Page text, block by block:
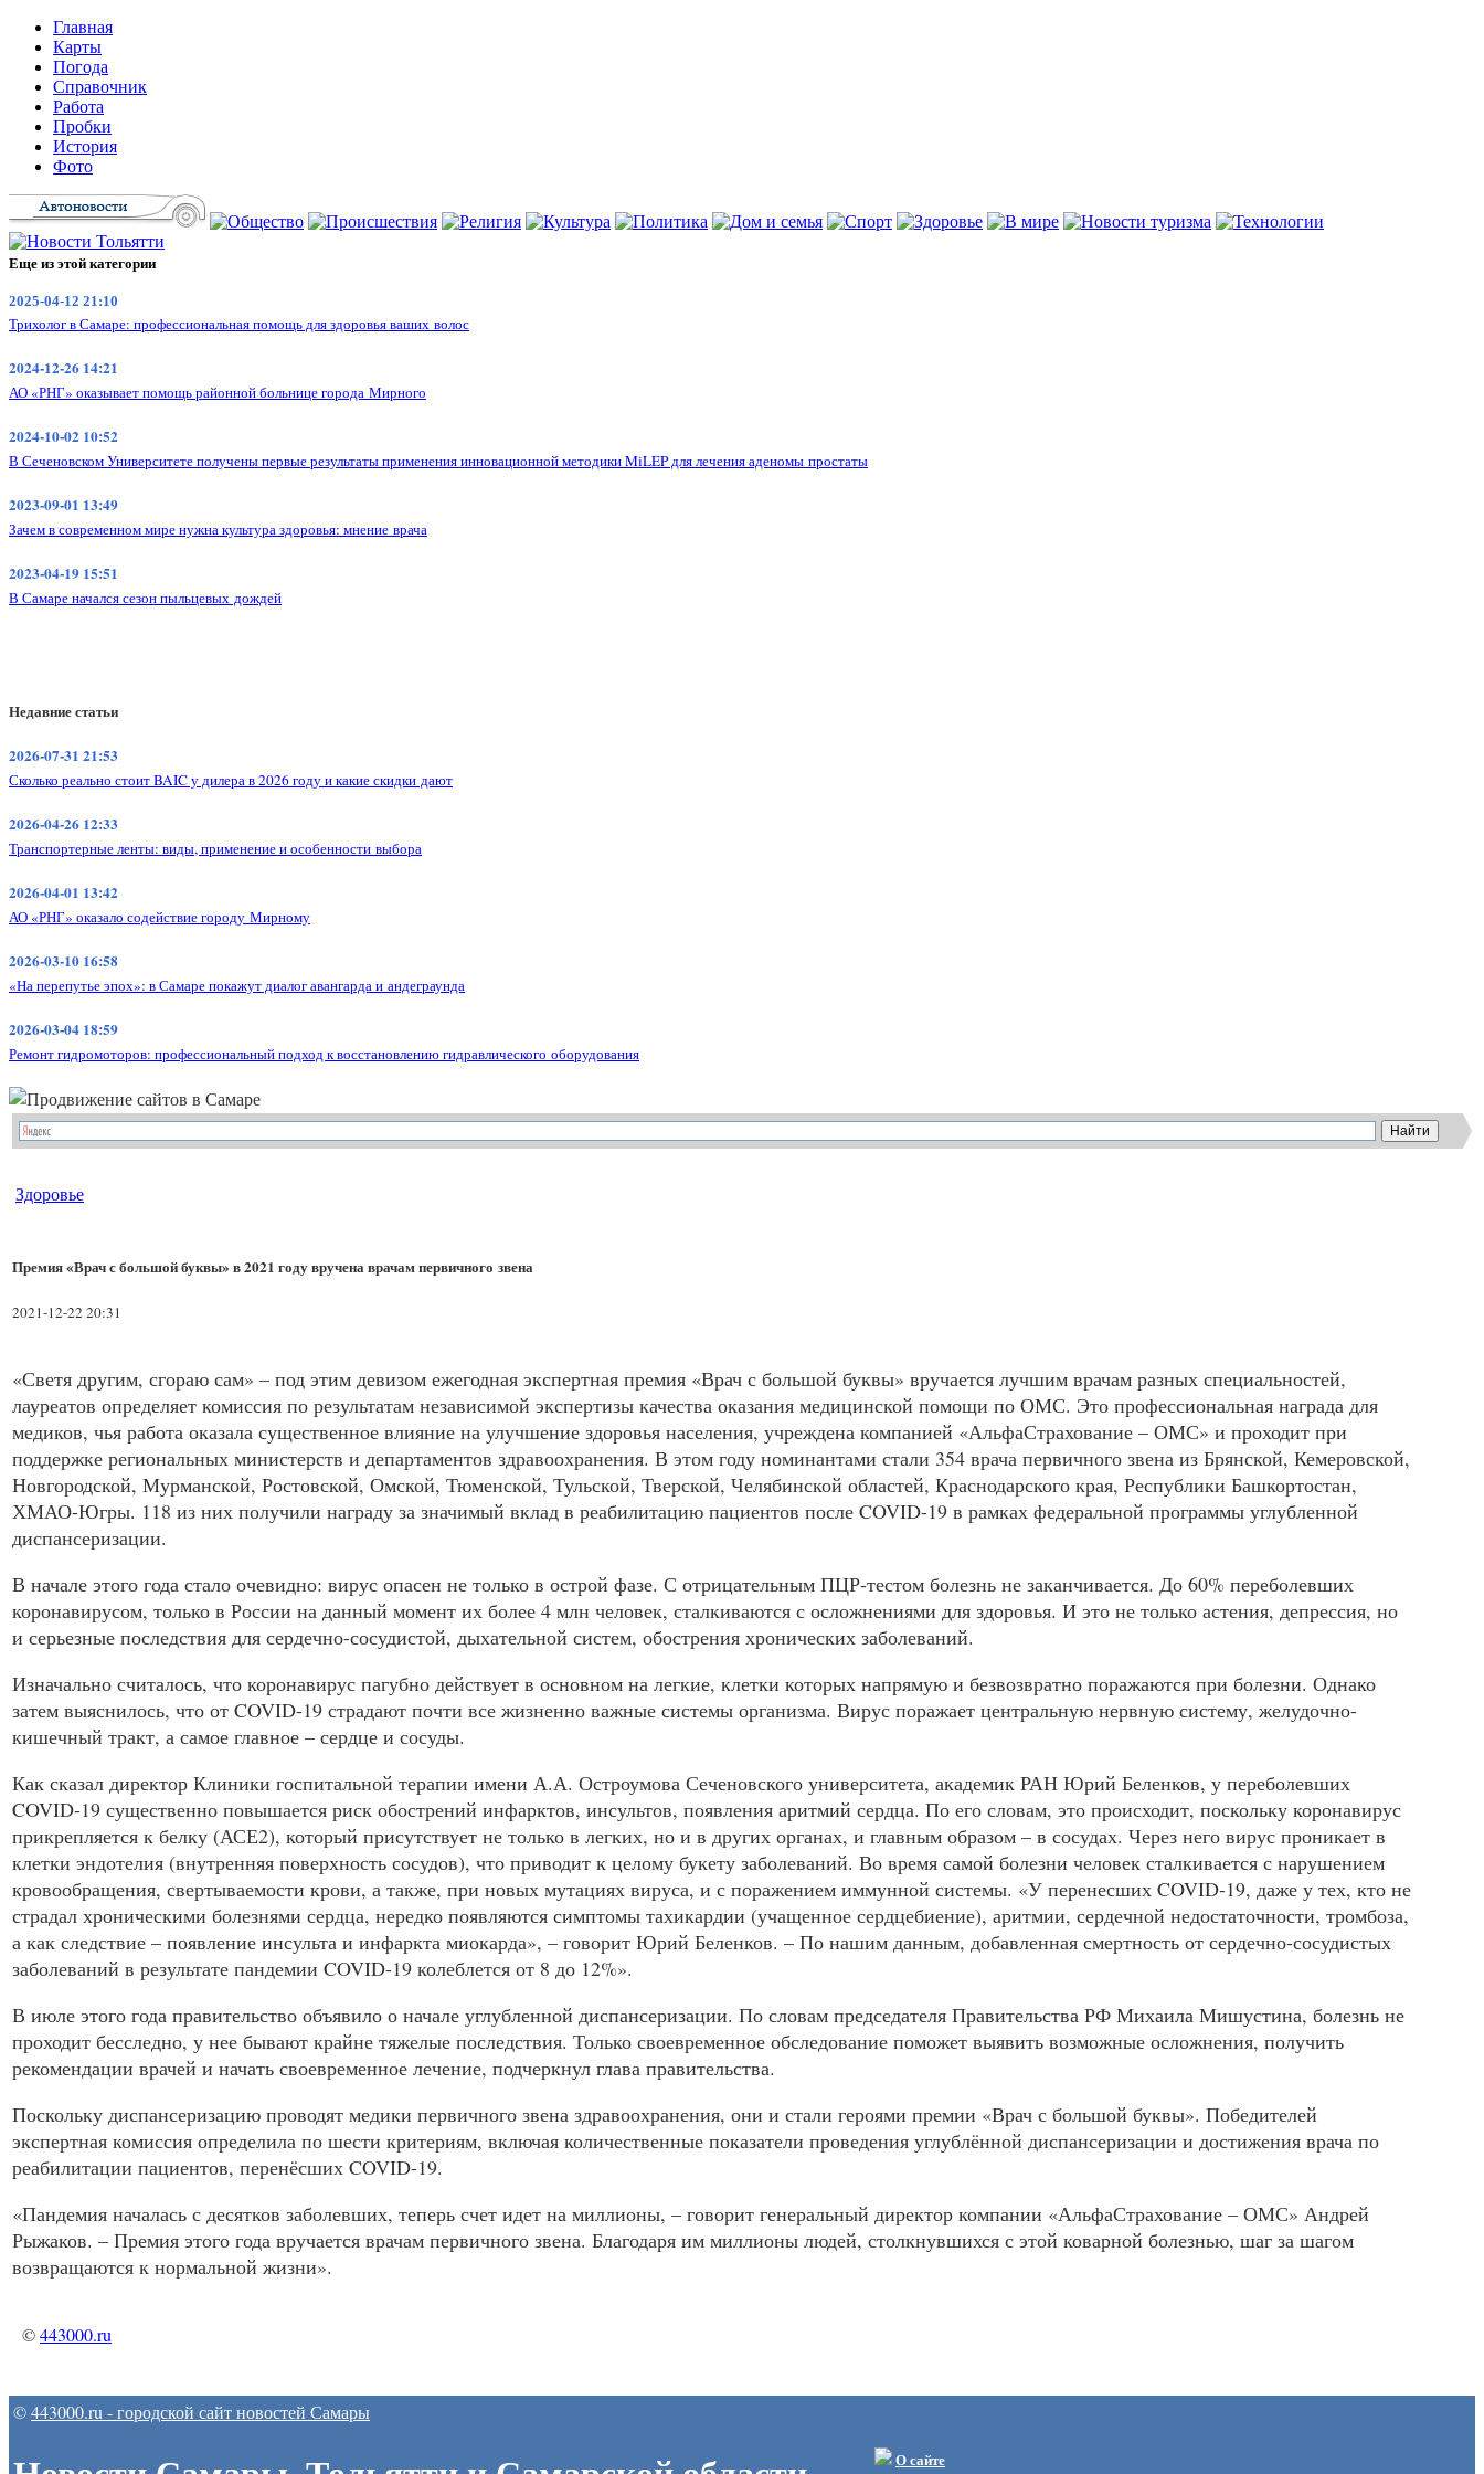
Главная
Карты
Погода
Справочник
Работа
Пробки
История
Фото
Еще из этой категории
2025-04-12 21:10
Трихолог в Самаре: профессиональная помощь для здоровья ваших волос
2024-12-26 14:21
АО «РНГ» оказывает помощь районной больнице города Мирного
2024-10-02 10:52
В Сеченовском Университете получены первые результаты применения инновационной методики MiLEP для лечения аденомы простаты
2023-09-01 13:49
Зачем в современном мире нужна культура здоровья: мнение врача
2023-04-19 15:51
В Самаре начался сезон пыльцевых дождей
Недавние статьи
2026-07-31 21:53
Сколько реально стоит BAIC у дилера в 2026 году и какие скидки дают
2026-04-26 12:33
Транспортерные ленты: виды, применение и особенности выбора
2026-04-01 13:42
АО «РНГ» оказало содействие городу Мирному
2026-03-10 16:58
«На перепутье эпох»: в Самаре покажут диалог авангарда и андеграунда
2026-03-04 18:59
Ремонт гидромоторов: профессиональный подход к восстановлению гидравлического оборудования
Здоровье
Премия «Врач с большой буквы» в 2021 году вручена врачам первичного звена
2021-12-22 20:31
«Светя другим, сгораю сам» – под этим девизом ежегодная экспертная премия «Врач с большой буквы» вручается лучшим врачам разных специальностей,
лауреатов определяет комиссия по результатам независимой экспертизы качества оказания медицинской помощи по ОМС. Это профессиональная награда для
медиков, чья работа оказала существенное влияние на улучшение здоровья населения, учреждена компанией «АльфаСтрахование – ОМС» и проходит при
поддержке региональных министерств и департаментов здравоохранения. В этом году номинантами стали 354 врача первичного звена из Брянской, Кемеровской,
Новгородской, Мурманской, Ростовской, Омской, Тюменской, Тульской, Тверской, Челябинской областей, Краснодарского края, Республики Башкортостан,
ХМАО-Югры. 118 из них получили награду за значимый вклад в реабилитацию пациентов после COVID-19 в рамках федеральной программы углубленной
диспансеризации.
В начале этого года стало очевидно: вирус опасен не только в острой фазе. С отрицательным ПЦР-тестом болезнь не заканчивается. До 60% переболевших
коронавирусом, только в России на данный момент их более 4 млн человек, сталкиваются с осложнениями для здоровья. И это не только астения, депрессия, но
и серьезные последствия для сердечно-сосудистой, дыхательной систем, обострения хронических заболеваний.
Изначально считалось, что коронавирус пагубно действует в основном на легкие, клетки которых напрямую и безвозвратно поражаются при болезни. Однако
затем выяснилось, что от COVID-19 страдают почти все жизненно важные системы организма. Вирус поражает центральную нервную систему, желудочно-
кишечный тракт, а самое главное – сердце и сосуды.
Как сказал директор Клиники госпитальной терапии имени А.А. Остроумова Сеченовского университета, академик РАН Юрий Беленков, у переболевших
COVID-19 существенно повышается риск обострений инфарктов, инсультов, появления аритмий сердца. По его словам, это происходит, поскольку коронавирус
прикрепляется к белку (АСЕ2), который присутствует не только в легких, но и в других органах, и главным образом – в сосудах. Через него вирус проникает в
клетки эндотелия (внутренняя поверхность сосудов), что приводит к целому букету заболеваний. Во время самой болезни человек сталкивается с нарушением
кровообращения, свертываемости крови, а также, при новых мутациях вируса, и с поражением иммунной системы. «У перенесших COVID-19, даже у тех, кто не
страдал хроническими болезнями сердца, нередко появляются симптомы тахикардии (учащенное сердцебиение), аритмии, сердечной недостаточности, тромбоза,
а как следствие – появление инсульта и инфаркта миокарда», – говорит Юрий Беленков. – По нашим данным, добавленная смертность от сердечно-сосудистых
заболеваний в результате пандемии COVID-19 колеблется от 8 до 12%».
В июле этого года правительство объявило о начале углубленной диспансеризации. По словам председателя Правительства РФ Михаила Мишустина, болезнь не
проходит бесследно, у нее бывают крайне тяжелые последствия. Только своевременное обследование поможет выявить возможные осложнения, получить
рекомендации врачей и начать своевременное лечение, подчеркнул глава правительства.
Поскольку диспансеризацию проводят медики первичного звена здравоохранения, они и стали героями премии «Врач с большой буквы». Победителей
экспертная комиссия определила по шести критериям, включая количественные показатели проведения углублённой диспансеризации и достижения врача по
реабилитации пациентов, перенёсших COVID-19.
«Пандемия началась с десятков заболевших, теперь счет идет на миллионы, – говорит генеральный директор компании «АльфаСтрахование – ОМС» Андрей
Рыжаков. – Премия этого года вручается врачам первичного звена. Благодаря им миллионы людей, столкнувшихся с этой коварной болезнью, шаг за шагом
возвращаются к нормальной жизни».
©443000.ru
©443000.ru - городской сайт новостей Самары
О сайте